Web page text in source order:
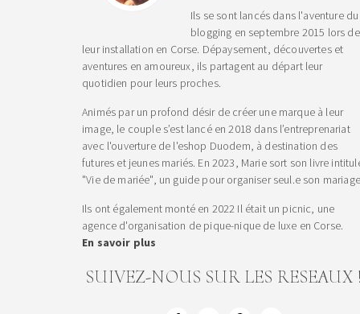
Ils se sont lancés dans l'aventure du
blogging en septembre 2015 lors de
leur installation en Corse. Dépaysement, découvertes et
aventures en amoureux, ils partagent au départ leur
quotidien pour leurs proches.
Animés par un profond désir de créer une marque à leur
image, le couple s’est lancé en 2018 dans l’entreprenariat
avec l'ouverture de l'eshop Duodem, à destination des
futures et jeunes mariés. En 2023, Marie sort son livre
"Vie de mariée", un guide pour organiser seul.e son
Ils ont également monté en 2022 Il était un picnic, une
agence d'organisation de pique-nique de luxe en Corse.
En savoir plus
SUIVEZ-NOUS SUR LES RESEAUX !